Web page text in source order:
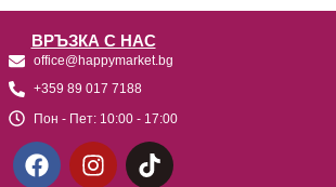
ВРЪЗКА С НАС
office@happymarket.bg
+359 89 017 7188
Пон - Пет: 10:00 - 17:00